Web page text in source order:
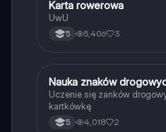
KTechnika
Karta rowerowa
UwU
5 5,406 3
NTechnika
Nauka znaków
Uczenie się zanków
kartkówkę
5 4,018 2